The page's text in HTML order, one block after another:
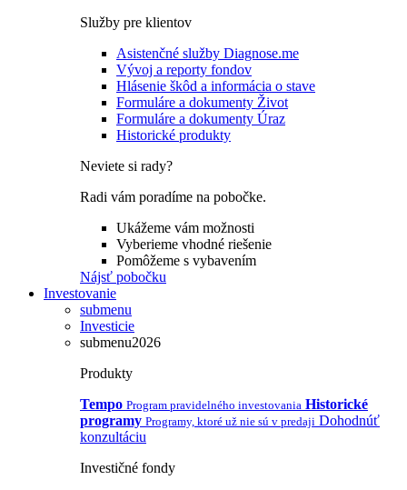
Služby pre klientov
Asistenčné služby Diagnose.me
Vývoj a reporty fondov
Hlásenie škôd a informácia o stave
Formuláre a dokumenty Život
Formuláre a dokumenty Úraz
Historické produkty
Neviete si rady?
Radi vám poradíme na pobočke.
Ukážeme vám možnosti
Vyberieme vhodné riešenie
Pomôžeme s vybavením
Nájsť pobočku
Investovanie
submenu
Investicie
submenu2026
Produkty
Tempo Program pravidelného investovania Historické
programy Programy, ktoré už nie sú v predaji Dohodnúť
konzultáciu
Investičné fondy